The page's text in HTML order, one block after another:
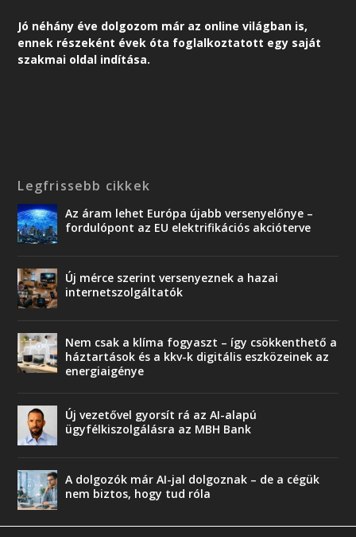
Jó néhány éve dolgozom már az online világban is,
ennek részeként évek óta foglalkoztatott egy saját
szakmai oldal indítása.
Legfrissebb cikkek
Az áram lehet Európa újabb versenyelőnye –
fordulópont az EU elektrifikációs akcióterve
Új mérce szerint versenyeznek a hazai
internetszolgáltatók
Nem csak a klíma fogyaszt – így csökkenthető a
háztartások és a kkv-k digitális eszközeinek az
energiaigénye
Új vezetővel gyorsít rá az AI-alapú
ügyfélkiszolgálásra az MBH Bank
A dolgozók már AI-jal dolgoznak – de a cégük
nem biztos, hogy tud róla